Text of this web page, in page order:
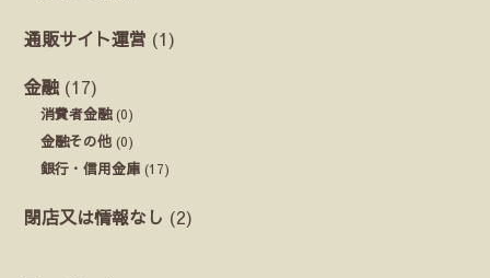
通販サイト運営 (1)
金融 (17)
消費者金融(0)
金融その他 (0)
銀行・信用金庫 (17)
閉店又は情報なし (2)